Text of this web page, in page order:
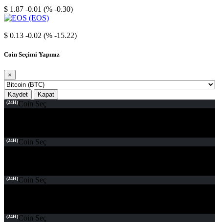
$ 1.87 -0.01 (% -0.30)
$ 0.13 -0.02 (% -15.22)
Coin Seçimi Yapınız
×
Kaydet Kapat
(24H)Coin Seç
(24H)Coin Seç
(24H)Coin Seç
(24H)Coin Seç